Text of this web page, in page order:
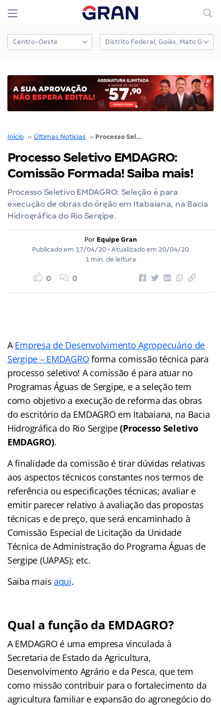
Início ›› Últimas Notícias ›› Processo Seletivo EMDAGRO: Comissão Formada! Saiba mais!
Processo Seletivo EMDAGRO:
Comissão Formada! Saiba mais!
Processo Seletivo EMDAGRO: Seleção é para
execução de obras do órgão em Itabaiana, na Bacia
Hidrográfica do Rio Sergipe.
Por Equipe Gran
Publicado em 17/04/20 • Atualizado em 20/04/20
1 min. de leitura
0 0
AEmpresa de Desenvolvimento Agropecuário de
Sergipe – EMDAGRO forma comissão técnica para
processo seletivo! A comissão é para atuar no
Programas Águas de Sergipe, e a seleção tem
como objetivo a execução de reforma das obras
do escritório da EMDAGRO em Itabaiana, na Bacia
Hidrográfica do Rio Sergipe(Processo Seletivo
EMDAGRO).
A finalidade da comissão é tirar dúvidas relativas
aos aspectos técnicos constantes nos termos de
referência ou especificações técnicas; avaliar e
emitir parecer relativo à avaliação das propostas
técnicas e de preço, que será encaminhado à
Comissão Especial de Licitação da Unidade
Técnica de Administração do Programa Águas de
Sergipe (UAPAS); etc.
Saiba maisaqui.
Qual a função da EMDAGRO?
A EMDAGRO é uma empresa vinculada à
Secretaria de Estado da Agricultura,
Desenvolvimento Agrário e da Pesca, que tem
como missão contribuir para o fortalecimento da
agricultura familiar e expansão do agronegócio do